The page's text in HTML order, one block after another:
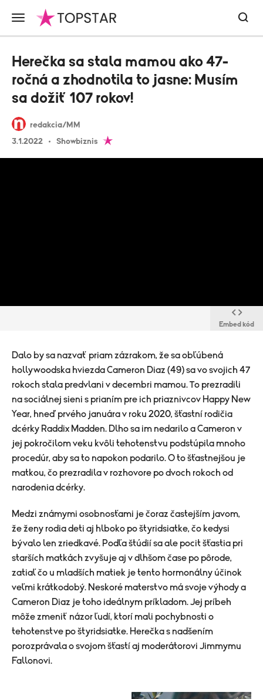
redakcia/MM
3.1.2022
Showbiznis
Herečka sa stala mamou ako 47-
ročná a zhodnotila to jasne: Musím
sa dožiť 107 rokov!
Embed kód
Dalo by sa nazvať priam zázrakom, že sa obľúbená
hollywoodska hviezda Cameron Diaz (49) sa vo svojich 47
rokoch stala predvlani v decembri mamou. To prezradili
na sociálnej sieni s prianím pre ich priaznivcov Happy New
Year, hneď prvého januára v roku 2020, šťastní rodičia
dcérky Raddix Madden. Dlho sa im nedarilo a Cameron v
jej pokročilom veku kvôli tehotenstvu podstúpila mnoho
procedúr, aby sa to napokon podarilo. O to šťastnejšou je
matkou, čo prezradila v rozhovore po dvoch rokoch od
narodenia dcérky.
Medzi známymi osobnosťami je čoraz častejším javom,
že ženy rodia deti aj hlboko po štyridsiatke, čo kedysi
bývalo len zriedkavé. Podľa štúdií sa ale pocit šťastia pri
starších matkách zvyšuje aj v dlhšom čase po pôrode,
zatiaľ čo u mladších matiek je tento hormonálny účinok
veľmi krátkodobý. Neskoré materstvo má svoje výhody a
Cameron Diaz je toho ideálnym príkladom. Jej príbeh
môže zmeniť názor ľudí, ktorí mali pochybnosti o
tehotenstve po štyridsiatke. Herečka s nadšením
porozprávala o svojom šťastí aj moderátorovi Jimmymu
Fallonovi.